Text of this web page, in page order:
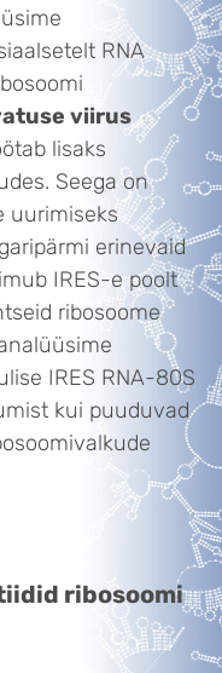
RNA
viirus
lisaks
Seega on
uurimiseks
erinevaid
IRES-e poolt
ribosoome
IRES RNA-80S
kui puuduvad
ribosoomi